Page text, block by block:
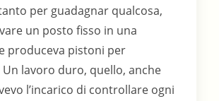
per guadagnar qualcosa,
un posto fisso in una
produceva pistoni per
lavoro duro, quello, anche
l’incarico di controllare ogni